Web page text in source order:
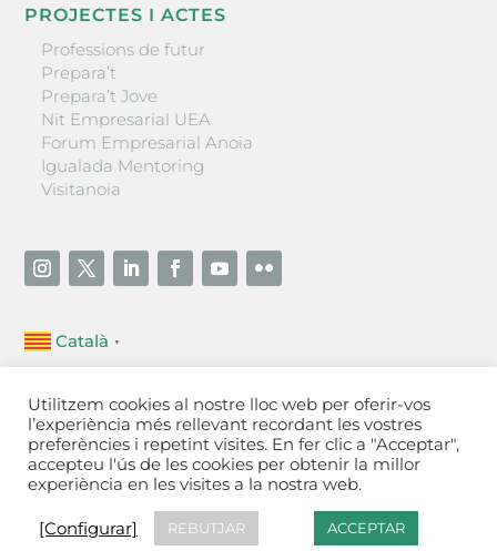
PROJECTES I ACTES
Professions de futur
Prepara’t
Prepara’t Jove
Nit Empresarial UEA
Forum Empresarial Anoia
Igualada Mentoring
Visitanoia
Català ▼
Unió Empresarial de l’Anoia (UEA)
Ctra. de Manresa, 131, 08700 – Igualada(Barcelona)
Tel 93 805 22 92
Contactar
de cookies [Configurar]
Fet a Igualada per Aladetres
Utilitzem cookies al nostre lloc web per oferir-vos
l’experiència més rellevant recordant les vostres
preferències i repetint visites. En fer clic a "Acceptar",
accepteu l'ús de les cookies per obtenir la millor
experiència en les visites a la nostra web.
[Configurar] REBUTJAR ACCEPTAR